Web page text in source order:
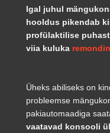
Igal juhul
hooldus pikendab
profülaktilise
viia kuluka
Üheks abiliseks on
probleemse
pakiautomaadiga
vaatavad konsooli